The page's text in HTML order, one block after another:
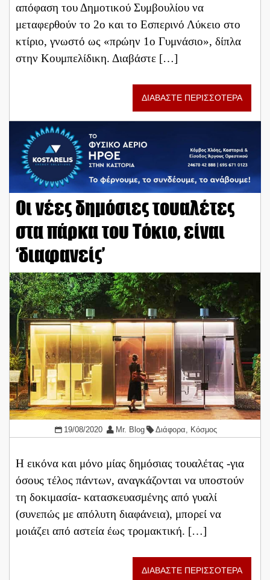
απόφαση του Δημοτικού Συμβουλίου να
μεταφερθούν το 2ο και το Εσπερινό Λύκειο στο
κτίριο, γνωστό ως «πρώην 1ο Γυμνάσιο», δίπλα
στην Κουμπελίδικη. Διαβάστε […]
ΔΙΑΒΑΣΤΕ ΠΕΡΙΣΣΟΤΕΡΑ
Οι νέες δημόσιες τουαλέτες
στα πάρκα του Τόκιο, είναι
‘διαφανείς’
19/08/2020 Mr. Blog Διάφορα, Κόσμος
Η εικόνα και μόνο μίας δημόσιας τουαλέτας -για
όσους τέλος πάντων, αναγκάζονται να υποστούν
τη δοκιμασία- κατασκευασμένης από γυαλί
(συνεπώς με απόλυτη διαφάνεια), μπορεί να
μοιάζει από αστεία έως τρομακτική. […]
ΔΙΑΒΑΣΤΕ ΠΕΡΙΣΣΟΤΕΡΑ